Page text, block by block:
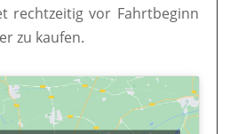
rechtzeitig vor Fahrtbeginn
zu kaufen.